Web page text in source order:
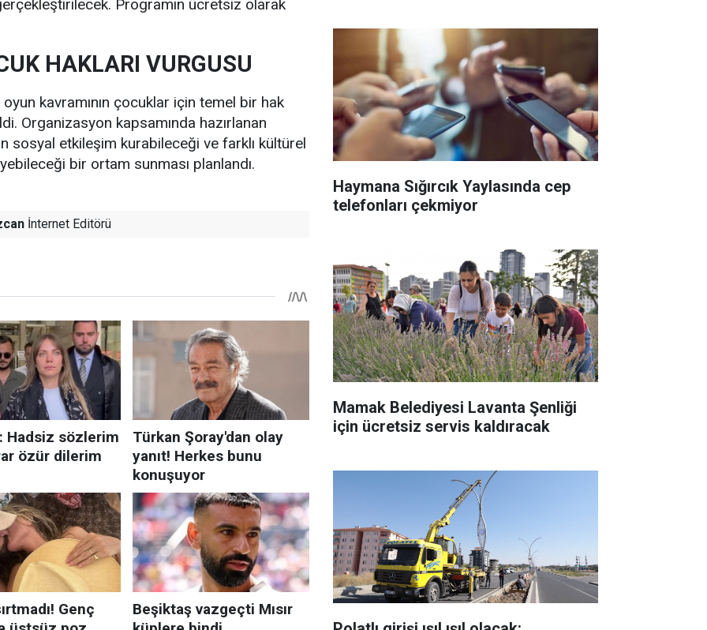
Programın ücretsiz olarak
HAKLARI VURGUSU
kavramının çocuklar için temel bir hak
Organizasyon kapsamında hazırlanan
sosyal etkileşim kurabileceği ve farklı kültürel
bir ortam sunması planlandı.
İnternet Editörü
Haymana Sığırcık Yaylasında cep
telefonları çekmiyor
Mamak Belediyesi Lavanta Şenliği
için ücretsiz servis kaldıracak